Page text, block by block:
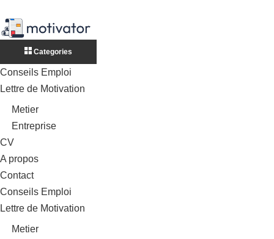
Categories
Conseils Emploi
Lettre de Motivation
Metier
Entreprise
CV
A propos
Contact
Conseils Emploi
Lettre de Motivation
Metier